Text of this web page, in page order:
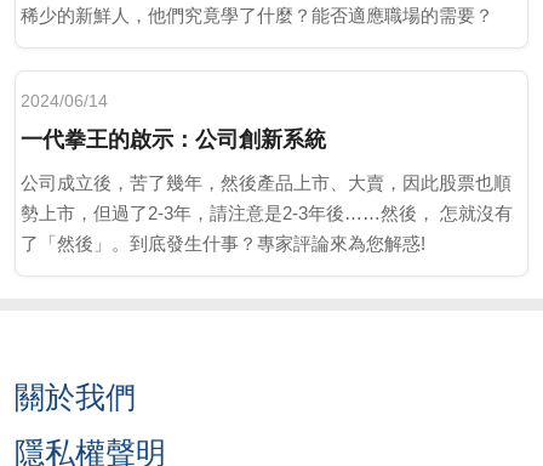
稀少的新鮮人，他們究竟學了什麼？能否適應職場的需要？
2024/06/14
一代拳王的啟示：公司創新系統
公司成立後，苦了幾年，然後產品上市、大賣，因此股票也順
勢上市，但過了2-3年，請注意是2-3年後……然後， 怎就沒有
了「然後」。到底發生什事？專家評論來為您解惑!
關於我們
隱私權聲明